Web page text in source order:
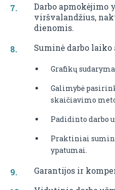
Darbo apmokėjimo
viršvalandžius,
dienomis.
Suminė darbo laiko
Grafikų
Galimybė
skaičiavimo
Padidinto darbo
Praktiniai
ypatumai.
Garantijos ir